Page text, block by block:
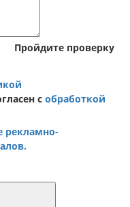
Пройдите проверку
с обработкой
рекламно-